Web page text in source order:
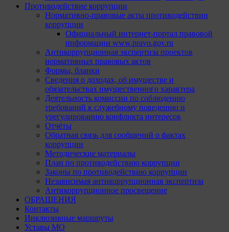
Противодействие коррупции
Нормативно-правовые акты противодействии
коррупции
Официальный интернет-портал правовой
информации www.pravo.gov.ru
Антикоррупционная экспертиза проектов
нормативных правовых актов
Формы, бланки
Сведения о доходах, об имуществе и
обязательствах имущественного характера
Деятельность комиссии по соблюдению
требований к служебному поведению и
урегулированию конфликта интересов
Отчёты
Обратная связь для сообщений о фактах
коррупции
Методические материалы
План по противодействию коррупции
Законы по противодействию коррупции
Независимая антикоррупционная экспертиза
Антикоррупционное просвещение
ОБРАЩЕНИЯ
Контакты
Инклюзивные маршруты
Уставы МО